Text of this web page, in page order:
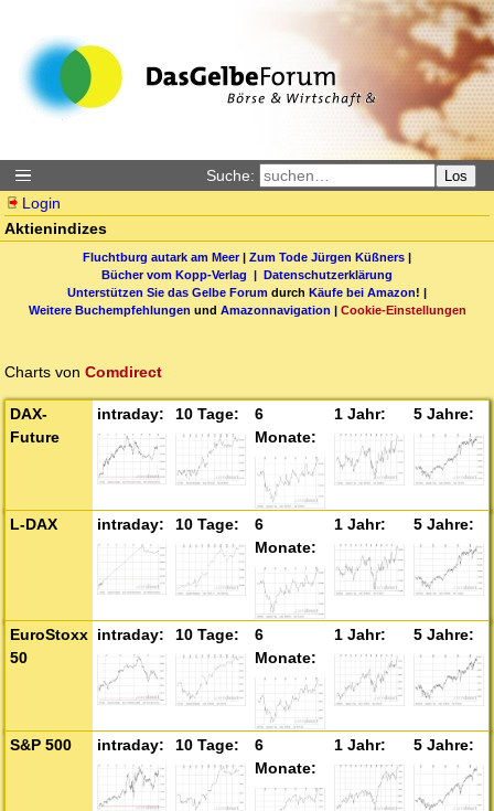
Suche: Los
Login
Aktienindizes
Fluchtburg autark am Meer| Zum Tode Jürgen Küßners |
Bücher vom Kopp-Verlag | Datenschutzerklärung
Unterstützen Sie das Gelbe Forum durch Käufe bei Amazon! |
Weitere Buchempfehlungen und Amazonnavigation | Cookie-Einstellungen
Charts von Comdirect
DAX-
Future
L-DAX
EuroStoxx
50
S&P 500